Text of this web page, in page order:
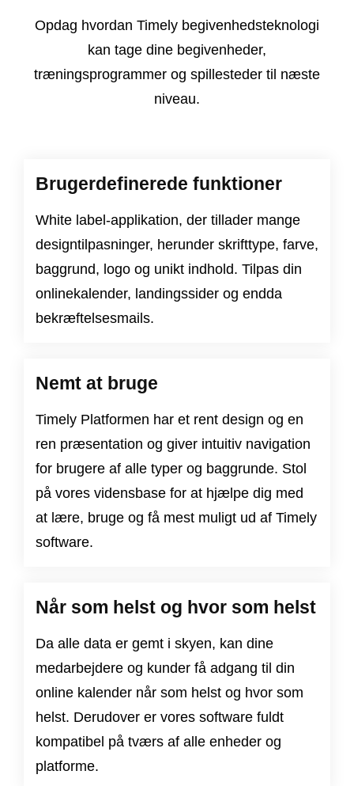
Opdag hvordan Timely begivenhedsteknologi
kan tage dine begivenheder,
træningsprogrammer og spillesteder til næste
niveau.
Brugerdefinerede funktioner
White label-applikation, der tillader mange
designtilpasninger, herunder skrifttype, farve,
baggrund, logo og unikt indhold. Tilpas din
onlinekalender, landingssider og endda
bekræftelsesmails.
Nemt at bruge
Timely Platformen har et rent design og en
ren præsentation og giver intuitiv navigation
for brugere af alle typer og baggrunde. Stol
på vores vidensbase for at hjælpe dig med
at lære, bruge og få mest muligt ud af Timely
software.
Når som helst og hvor som helst
Da alle data er gemt i skyen, kan dine
medarbejdere og kunder få adgang til din
online kalender når som helst og hvor som
helst. Derudover er vores software fuldt
kompatibel på tværs af alle enheder og
platforme.